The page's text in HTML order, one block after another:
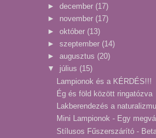
► december (17)
► november (17)
► október (13)
► szeptember (14)
► augusztus (20)
▼ július (15)
Lampionok és a KÉRDÉS!!!
Ég és föld között ringatózva
Lakberendezés a
Mini Lampionok - Egy
Stílusos Fűszerszárító -